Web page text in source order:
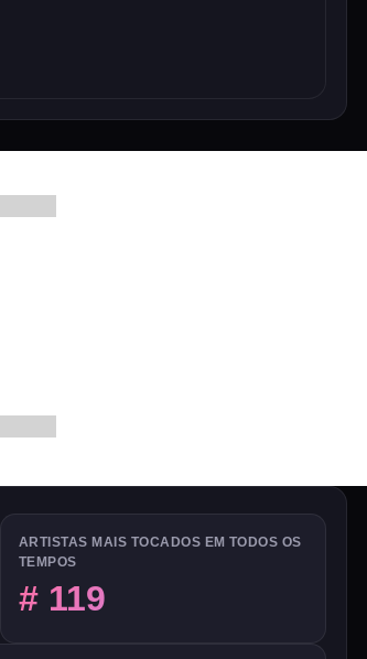
ARTISTAS MAIS TOCADOS EM TODOS OS
TEMPOS
# 119